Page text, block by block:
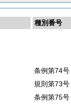
種別番号
条例第74号
規則第73号
条例第75号